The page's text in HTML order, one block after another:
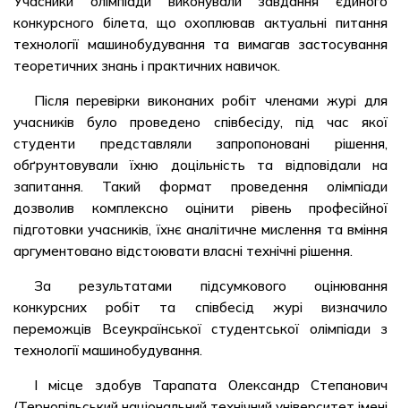
конкурсного білета, що охоплював актуальні питання
технології машинобудування та вимагав застосування
теоретичних знань і практичних навичок.
Після перевірки виконаних робіт членами журі для
учасників було проведено співбесіду, під час якої
студенти представляли запропоновані рішення,
обґрунтовували їхню доцільність та відповідали на
запитання. Такий формат проведення олімпіади
дозволив комплексно оцінити рівень професійної
підготовки учасників, їхнє аналітичне мислення та вміння
аргументовано відстоювати власні технічні рішення.
За результатами підсумкового оцінювання
конкурсних робіт та співбесід журі визначило
переможців Всеукраїнської студентської олімпіади з
технології машинобудування.
І місце здобув Тарапата Олександр Степанович